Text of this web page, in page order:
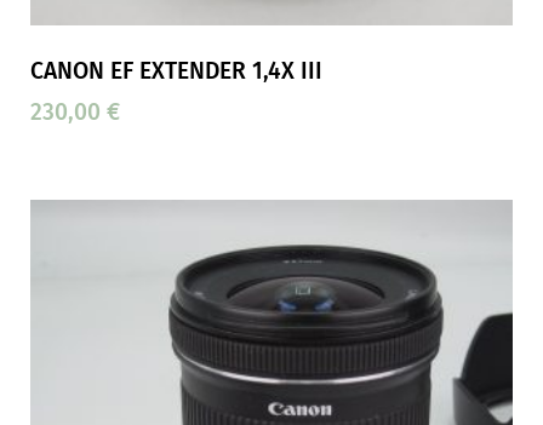
CANON EF EXTENDER 1,4X III
230,00 €